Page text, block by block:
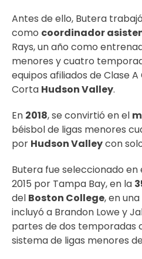
Antes de ello, Butera
como coordinador
Rays, un año como
menores y cuatro
equipos afiliados de Clase
Corta Hudson Valley.
En 2018, se convirtió en el
béisbol de ligas menores
por Hudson Valleycon
Butera fue seleccionado en
2015 por Tampa Bay, en la
del Boston College, en
incluyó a Brandon Lowe y
partes de dos temporadas
sistema de ligas menores